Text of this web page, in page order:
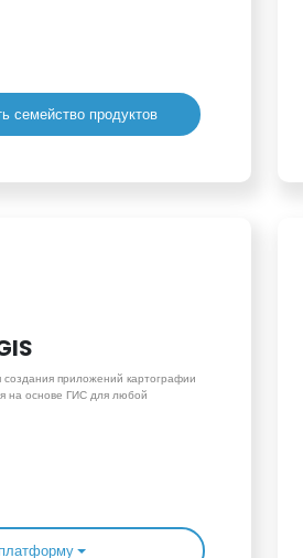
семейство продуктов
приложений картографии
на основе ГИС для любой